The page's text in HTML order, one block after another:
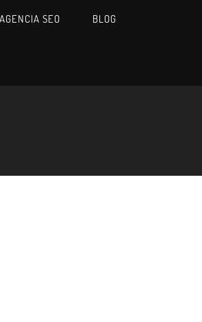
AGENCIA SEO BLOG